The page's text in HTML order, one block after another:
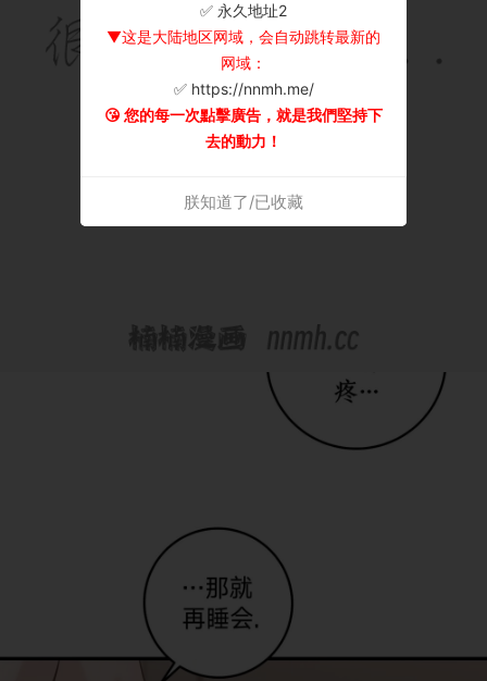
✅ 永久地址2
▼这是大陆地区网域，会自动跳转最新的
网域：
✅ https://nnmh.me/
😘 您的每一次點擊廣告，就是我們堅持下
去的動力！
朕知道了/已收藏